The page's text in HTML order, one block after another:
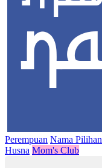
Perempuan Nama Pilihan
Husna Mom's Club